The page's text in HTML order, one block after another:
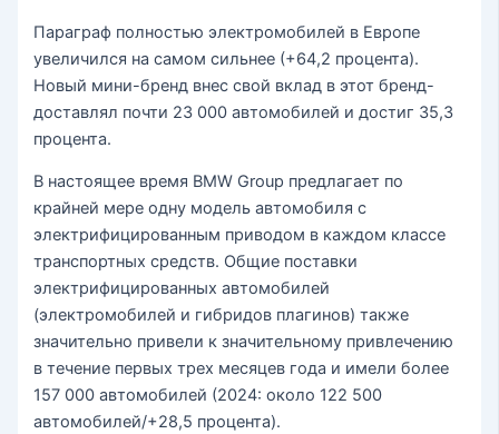
Параграф полностью электромобилей в Европе
увеличился на самом сильнее (+64,2 процента).
Новый мини-бренд внес свой вклад в этот бренд-
доставлял почти 23 000 автомобилей и достиг 35,3
процента.
В настоящее время BMW Group предлагает по
крайней мере одну модель автомобиля с
электрифицированным приводом в каждом классе
транспортных средств. Общие поставки
электрифицированных автомобилей
(электромобилей и гибридов плагинов) также
значительно привели к значительному привлечению
в течение первых трех месяцев года и имели более
157 000 автомобилей (2024: около 122 500
автомобилей/+28,5 процента).